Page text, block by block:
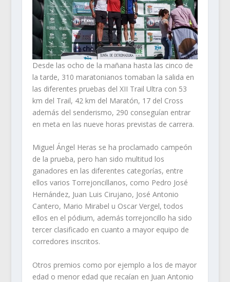
Desde las ocho de la mañana hasta las cinco de
la tarde, 310 maratonianos tomaban la salida en
las diferentes pruebas del XII Trail Ultra con 53
km del Trail, 42 km del Maratón, 17 del Cross
además del senderismo, 290 conseguían entrar
en meta en las nueve horas previstas de carrera.
Miguel Ángel Heras se ha proclamado campeón
de la prueba, pero han sido multitud los
ganadores en las diferentes categorías, entre
ellos varios Torrejoncillanos, como Pedro José
Hernández, Juan Luis Cirujano, José Antonio
Cantero, Mario Mirabel u Oscar Vergel, todos
ellos en el pódium, además torrejoncillo ha sido
tercer clasificado en cuanto a mayor equipo de
corredores inscritos.
Otros premios como por ejemplo a los de mayor
edad o menor edad que recaían en Juan Antonio